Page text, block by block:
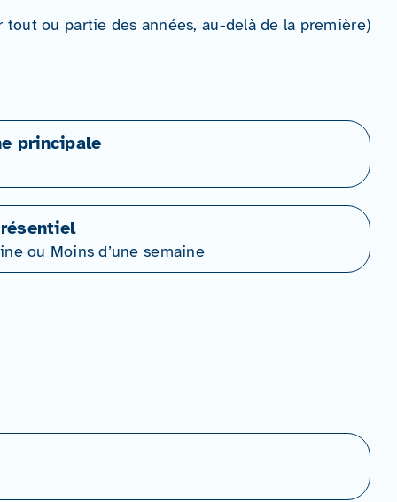
ou partie des années, au-delà de la première)
principale
ou Moins d’une semaine